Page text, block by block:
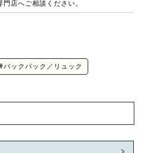
店へご相談ください。
バックパック／リュック